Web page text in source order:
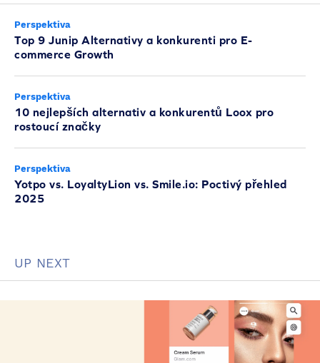
Perspektiva
Top 9 Junip Alternativy a konkurenti pro E-
commerce Growth
Perspektiva
10 nejlepších alternativ a konkurentů Loox pro
rostoucí značky
Perspektiva
Yotpo vs. LoyaltyLion vs. Smile.io: Poctivý přehled
2025
UP NEXT